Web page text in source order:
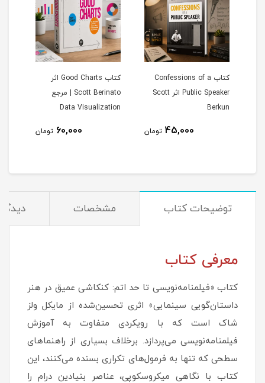
کتاب Confessions of a
Public Speaker اثر Scott
Berkun
45,000 تومان
کتاب Good Charts اثر
Scott Berinato | مرجع
Data Visualization
60,000 تومان
توضیحات کتاب مشخصات
معرفی کتاب
کتاب «فیلمنامه‌نویسی تا حد اتم: کنکاشی عمیق در هنر
داستان‌گویی سینمایی» اثری تحسین‌شده از مایکل ولز
شاک است که با رویکردی متفاوت به آموزش
فیلمنامه‌نویسی می‌پردازد. برخلاف بسیاری از راهنماهای
سطحی که تنها به فرمول‌های تکراری بسنده می‌کنند، این
کتاب با نگاهی میکروسکوپی، عناصر بنیادین درام را